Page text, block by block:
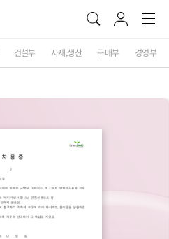
건설부 자재,생산 구매부 경영부